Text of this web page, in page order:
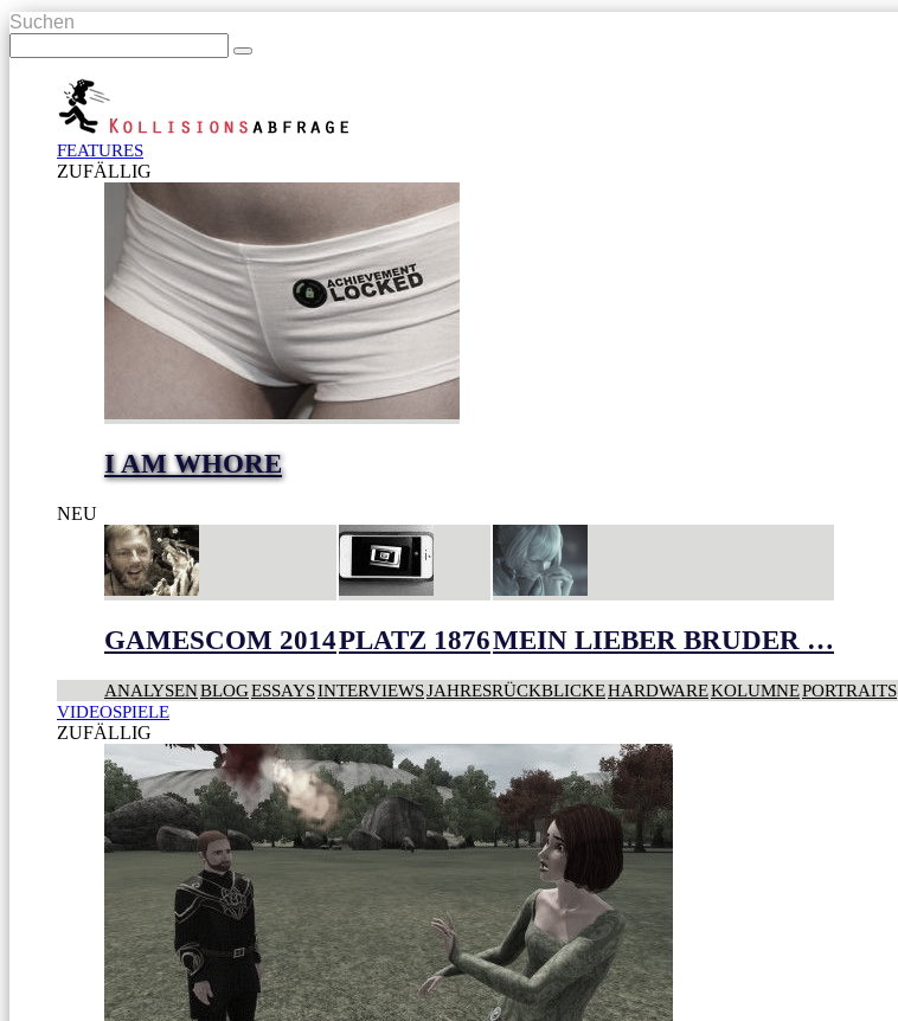
Suchen
FEATURES
ZUFÄLLIG
I AM WHORE
NEU
GAMESCOM 2014PLATZ 1876MEIN LIEBER BRUDER …
ANALYSENBLOGESSAYSINTERVIEWSJAHRESRÜCKBLICKEHARDWAREKOLUMNEPORTRAITS
VIDEOSPIELE
ZUFÄLLIG